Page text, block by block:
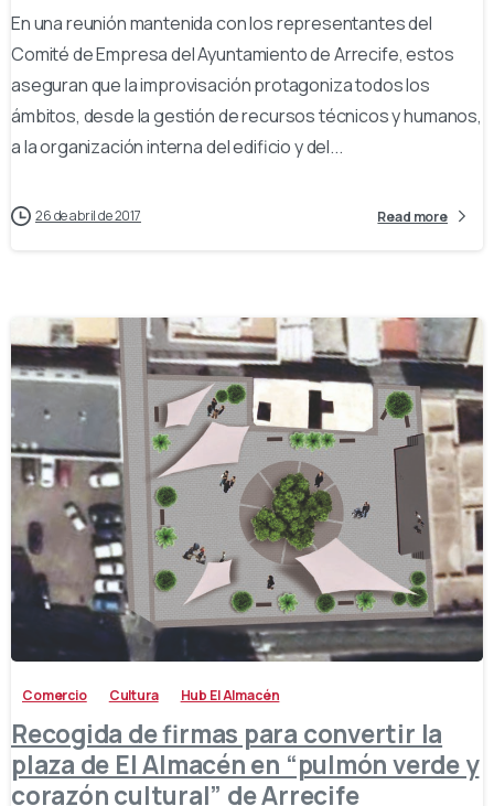
En una reunión mantenida con los representantes del
Comité de Empresa del Ayuntamiento de Arrecife, estos
aseguran que la improvisación protagoniza todos los
ámbitos, desde la gestión de recursos técnicos y humanos,
a la organización interna del edificio y del...
26 de abril de 2017 Read more
-
Comercio Cultura Hub El Almacén
Recogida de firmas para convertir la
plaza de El Almacén en “pulmón verde y
corazón cultural” de Arrecife